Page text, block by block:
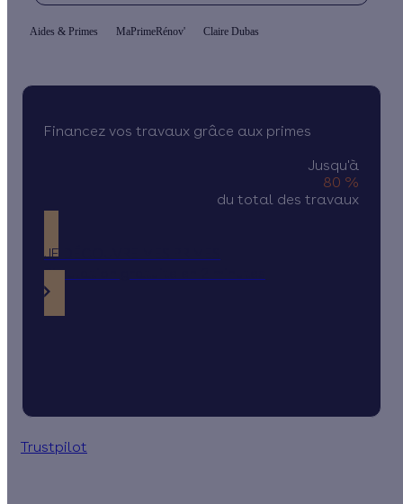
Aides & Primes MaPrimeRénov' Claire Dubas
Financez vos travaux grâce aux primes
Jusqu'à
80 %
du total des travaux
JE DÉCOUVRE MES PRIMES
Simulation gratuite en 2 minutes
Trustpilot